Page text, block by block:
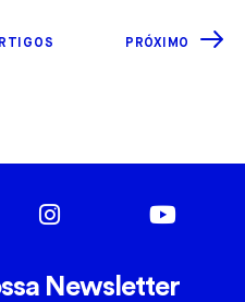
PRÓXIMO
Newsletter